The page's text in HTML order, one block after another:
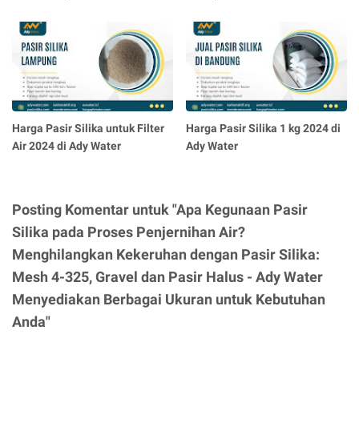
Harga Pasir Silika untuk Filter
Air 2024 di Ady Water
Harga Pasir Silika 1 kg 2024 di
Ady Water
Posting Komentar untuk "Apa Kegunaan Pasir
Silika pada Proses Penjernihan Air?
Menghilangkan Kekeruhan dengan Pasir Silika:
Mesh 4-325, Gravel dan Pasir Halus - Ady Water
Menyediakan Berbagai Ukuran untuk Kebutuhan
Anda"